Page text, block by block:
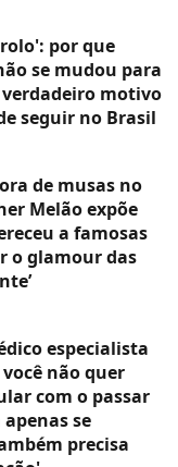
por que
se mudou para
verdadeiro motivo
seguir no Brasil
de musas no
Melão expõe
a famosas
o glamour das
especialista
não quer
com o passar
se
precisa